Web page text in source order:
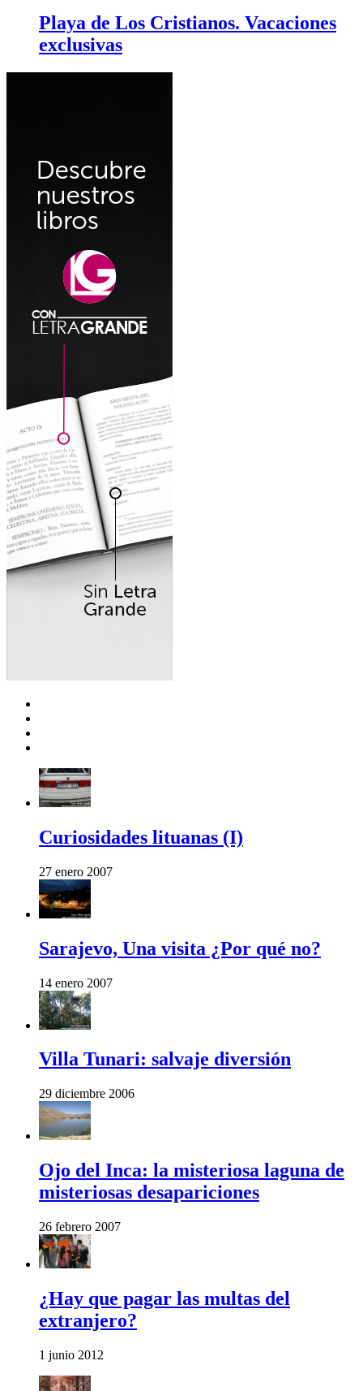
Playa de Los Cristianos. Vacaciones
exclusivas
Curiosidades lituanas (I)
27 enero 2007
Sarajevo, Una visita ¿Por qué no?
14 enero 2007
Villa Tunari: salvaje diversión
29 diciembre 2006
Ojo del Inca: la misteriosa laguna de
misteriosas desapariciones
26 febrero 2007
¿Hay que pagar las multas del
extranjero?
1 junio 2012